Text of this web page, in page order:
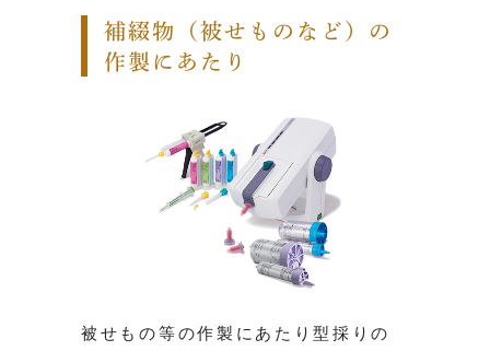
補綴物（被せものなど）の
作製にあたり
被せもの等の作製にあたり型採りの